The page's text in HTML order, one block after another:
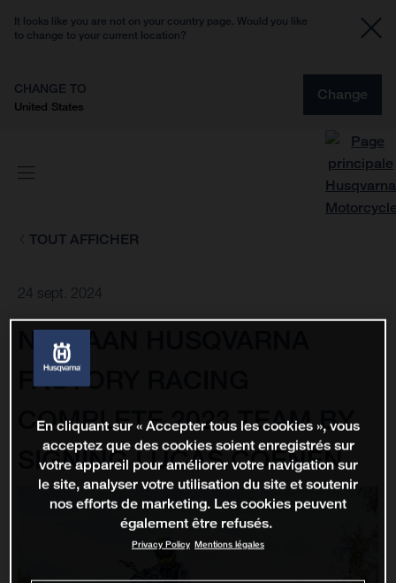
It looks like you are not on your country page. Would you like
to change to your current location?
CHANGE TO
United States
Change
TOUT AFFICHER
24 sept. 2024
NESTAAN HUSQVARNA
FACTORY RACING
COMPLETE 2023 TEAM BY
SIGNING LUCAS COENEN
En cliquant sur « Accepter tous les cookies », vous
acceptez que des cookies soient enregistrés sur
votre appareil pour améliorer votre navigation sur
le site, analyser votre utilisation du site et soutenir
nos efforts de marketing. Les cookies peuvent
également être refusés.
Privacy Policy Mentions légales